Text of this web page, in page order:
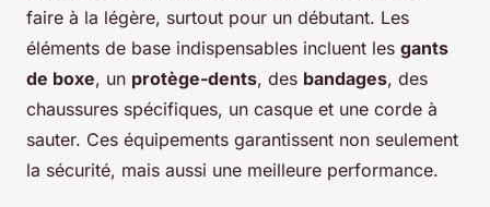
faire à la légère, surtout pour un débutant. Les
éléments de base indispensables incluent les gants
de boxe, un protège-dents, des bandages, des
chaussures spécifiques, un casque et une corde à
sauter. Ces équipements garantissent non seulement
la sécurité, mais aussi une meilleure performance.